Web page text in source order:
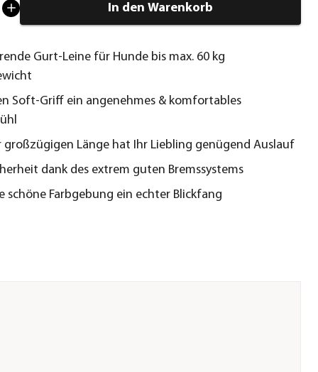
In den Warenkorb
Gurt-Leine für Hunde bis max. 60 kg
Soft-Griff ein angenehmes & komfortables
großzügigen Länge hat Ihr Liebling genügend Auslauf
dank des extrem guten Bremssystems
schöne Farbgebung ein echter Blickfang